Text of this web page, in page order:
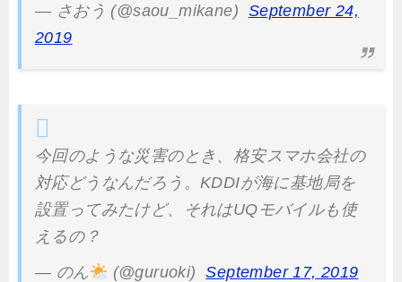
— さおう (@saou_mikane) September 24,
2019
今回のような災害のとき、格安スマホ会社の
対応どうなんだろう。KDDIが海に基地局を
設置ってみたけど、それはUQモバイルも使
えるの？
— のん
(@guruoki) September 17, 2019